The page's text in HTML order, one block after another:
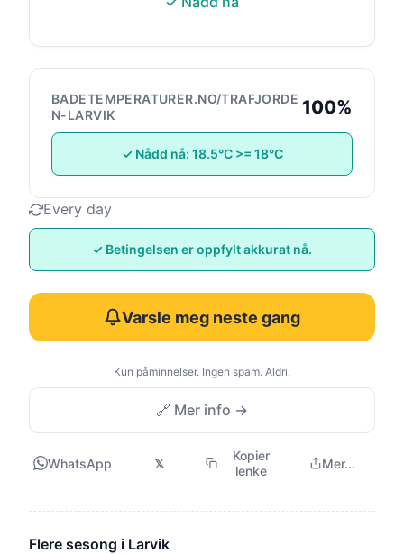
BADETEMPERATURER.NO/TRAFJORDE
N-LARVIK
100%
✓ Nådd nå: 18.5°C >= 18°C
Every day
✓ Betingelsen er oppfylt akkurat nå.
Varsle meg neste gang
Kun påminnelser. Ingen spam. Aldri.
🔗 Mer info →
WhatsApp 𝕏
Kopier
lenke
Mer...
Flere sesong i Larvik